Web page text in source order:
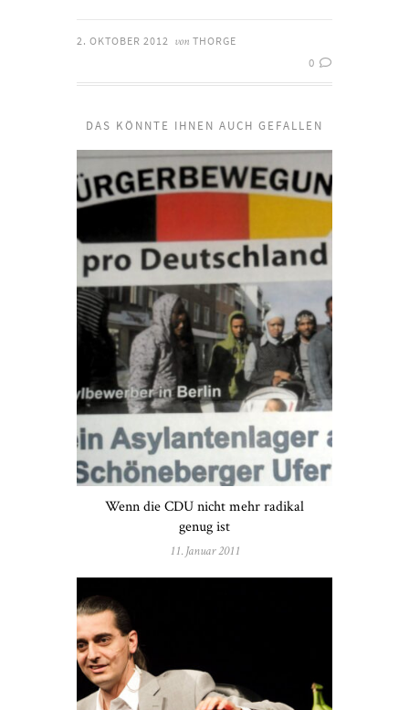
2. OKTOBER 2012 von THORGE
0
DAS KÖNNTE IHNEN AUCH GEFALLEN
Wenn die CDU nicht mehr radikal
genug ist
11. Januar 2011